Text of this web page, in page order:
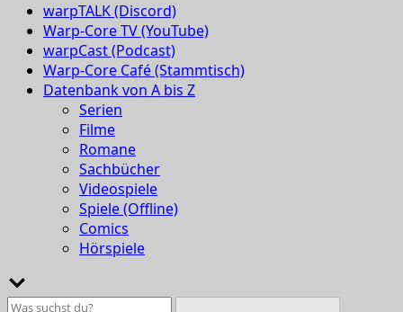
warpTALK (Discord)
Warp-Core TV (YouTube)
warpCast (Podcast)
Warp-Core Café (Stammtisch)
Datenbank von A bis Z
Serien
Filme
Romane
Sachbücher
Videospiele
Spiele (Offline)
Comics
Hörspiele